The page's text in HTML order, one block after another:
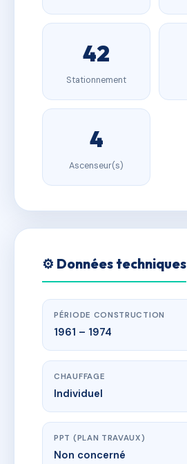
42
Stationnement
4
Ascenseur(s)
⚙️ Données techniques
PÉRIODE CONSTRUCTION
1961 – 1974
CHAUFFAGE
Individuel
PPT (PLAN TRAVAUX)
Non concerné